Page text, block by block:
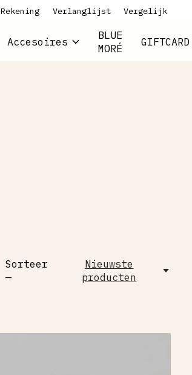
Rekening Verlanglijst Vergelijk
Accesoires
BLUE
MORÉ
GIFTCARD
Sorteer
—
Nieuwste
producten